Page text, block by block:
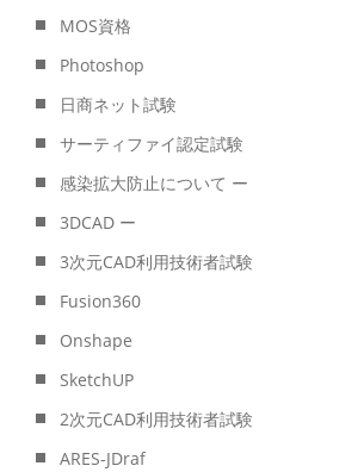
MOS資格
Photoshop
日商ネット試験
サーティファイ認定試験
感染拡大防止について ー
3DCAD ー
3次元CAD利用技術者試験
Fusion360
Onshape
SketchUP
2次元CAD利用技術者試験
ARES-JDraf